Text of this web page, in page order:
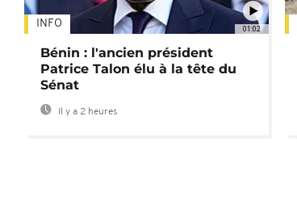
01:02
INFO
Bénin : l'ancien président
Patrice Talon élu à la tête du
Sénat
Il y a 2 heures